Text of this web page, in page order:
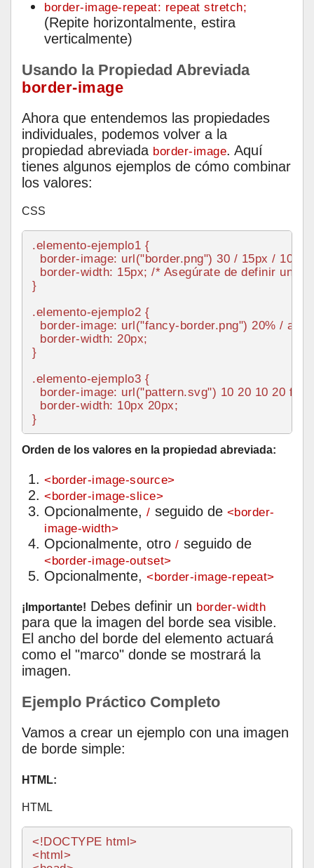
border-image-repeat: repeat stretch;
(Repite horizontalmente, estira
verticalmente)
Usando la Propiedad Abreviada
border-image
Ahora que entendemos las propiedades
individuales, podemos volver a la
propiedad abreviada border-image. Aquí
tienes algunos ejemplos de cómo combinar
los valores:
CSS
.elemento-ejemplo1 {
border-image: url("border.png") 30 / 15px / 10px
border-width: 15px; /* Asegúrate de definir un
}
.elemento-ejemplo2 {
border-image: url("fancy-border.png") 20% /
border-width: 20px;
}
.elemento-ejemplo3 {
border-image: url("pattern.svg") 10 20 10 20 fill /
border-width: 10px 20px;
Orden de los valores en la propiedad abreviada:
<border-image-source>
<border-image-slice>
Opcionalmente, / seguido de <border-
image-width>
Opcionalmente, otro / seguido de
<border-image-outset>
Opcionalmente, <border-image-repeat>
¡Importante! Debes definir un border-width
para que la imagen del borde sea visible.
El ancho del borde del elemento actuará
como el "marco" donde se mostrará la
imagen.
Ejemplo Práctico Completo
Vamos a crear un ejemplo con una imagen
de borde simple:
HTML:
HTML
<!DOCTYPE html>
<html>